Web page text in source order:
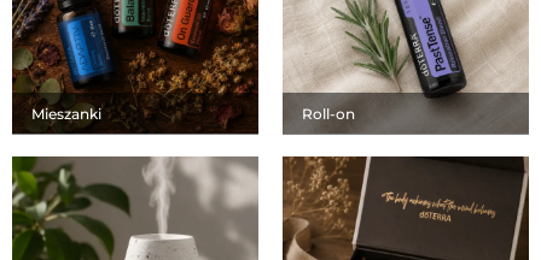
Mieszanki Roll-on